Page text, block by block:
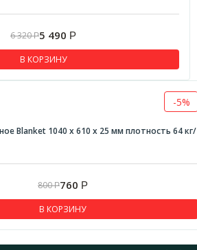
6 320Р5 490 Р
В КОРЗИНУ
-5%
Blanket 1040 х 610 х 25 мм плотность 64 кг/
800Р760 Р
В КОРЗИНУ